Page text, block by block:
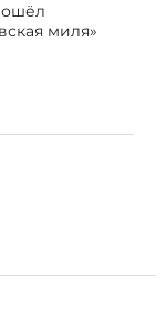
миля»